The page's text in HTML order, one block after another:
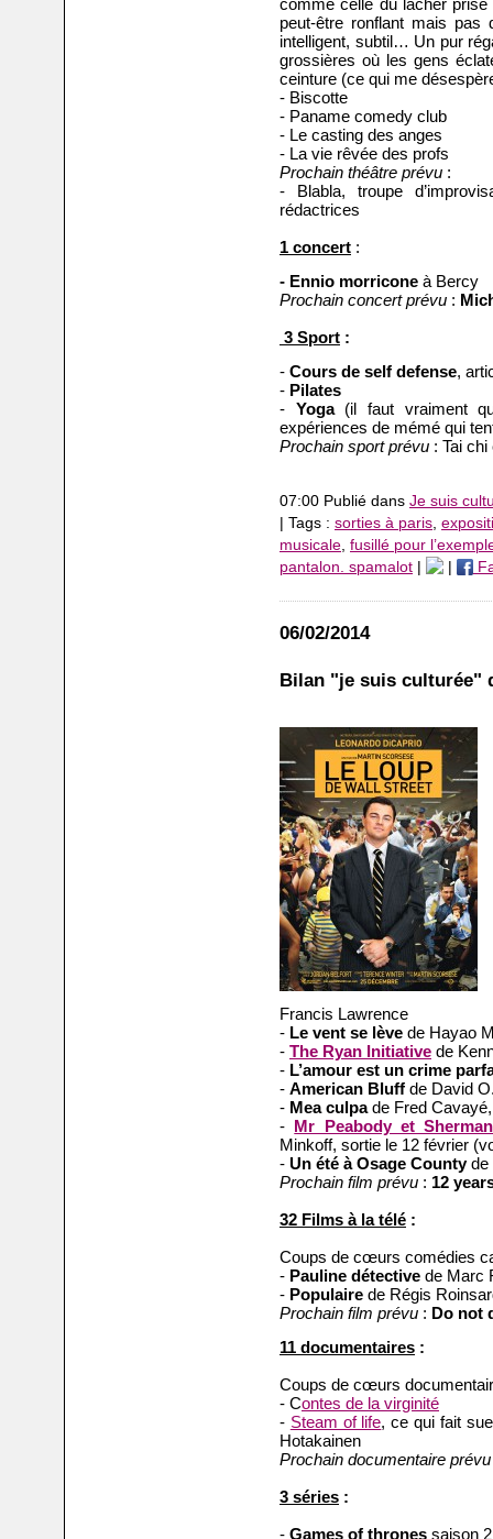
comme celle du lâcher prise
peut-être ronflant mais pas
intelligent, subtil… Un pur
grossières où les gens
ceinture (ce qui me
- Biscotte
- Paname comedy club
- Le casting des anges
- La vie rêvée des profs
Prochain théâtre prévu :
- Blabla, troupe
rédactrices
1 concert :
- Ennio morricone à Bercy
Prochain concert prévu :
3 Sport :
- Cours de self defense,
- Pilates
- Yoga(il faut vraiment
expériences de mémé qui
Prochain sport prévu : Tai chi
07:00 Publié dans Je suis
| Tags : sorties à paris,
musicale, fusillé pour
pantalon. spamalot
06/02/2014
Bilan "je suis culturée"
Francis Lawrence
- Le vent se lève de Hayao
- The Ryan Initiative de
- L’amour est un crime
- American Bluff de David
- Mea culpade Fred
- Mr Peabody et Sherman
Minkoff, sortie le 12 février
- Un été à Osage Countyde
Prochain film prévu : 12
32 Films à la télé :
Coups de cœurs comédies
- Pauline détective de Marc
- Populaire de Régis
Prochain film prévu : Do not
11 documentaires :
Coups de cœurs
- Contes de la virginité
- Steam of life, ce qui fait
Hotakainen
Prochain documentaire prévu
3 séries :
- Games of thrones saison 2